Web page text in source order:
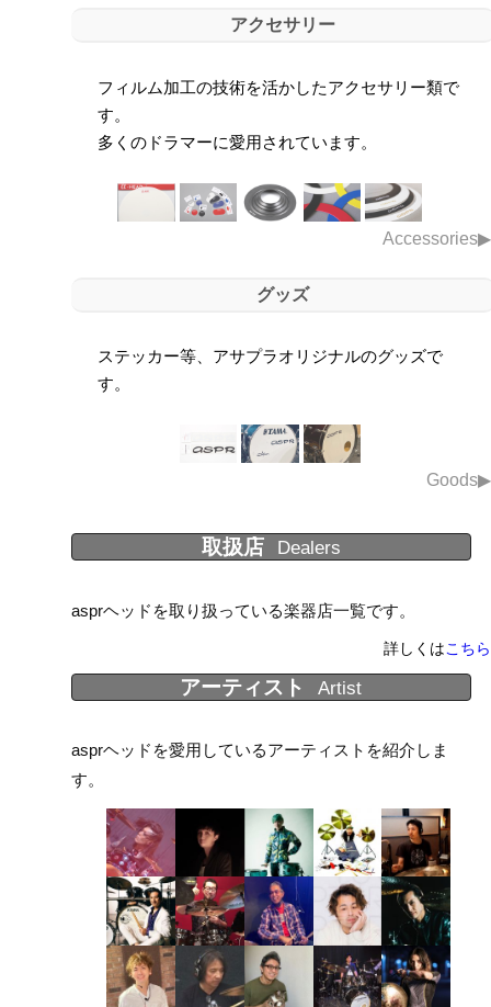
アクセサリー
フィルム加工の技術を活かしたアクセサリー類で
す。
多くのドラマーに愛用されています。
Accessories▶︎
グッズ
ステッカー等、アサプラオリジナルのグッズで
す。
Goods▶︎
取扱店 Dealers
asprヘッドを取り扱っている楽器店一覧です。
詳しくは こちら
アーティスト Artist
asprヘッドを愛用しているアーティストを紹介しま
す。